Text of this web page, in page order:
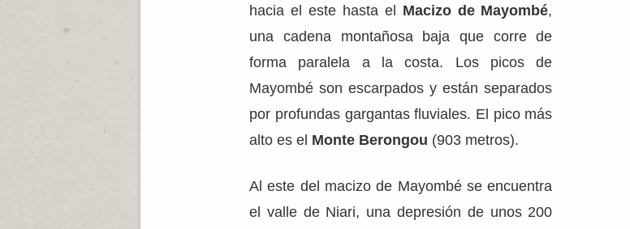
hacia el este hasta el Macizo de Mayombé,
una cadena montañosa baja que corre de
forma paralela a la costa. Los picos de
Mayombé son escarpados y están separados
por profundas gargantas fluviales. El pico más
alto es el Monte Berongou (903 metros).
Al este del macizo de Mayombé se encuentra
el valle de Niari, una depresión de unos 200